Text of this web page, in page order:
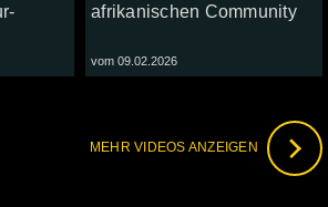
afrikanischen Community
vom 09.02.2026
MEHR VIDEOS ANZEIGEN